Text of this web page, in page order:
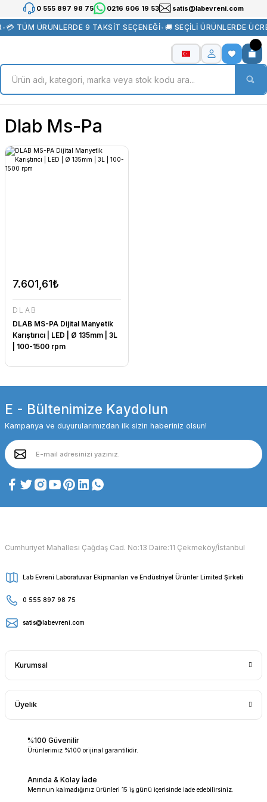
0 555 897 98 75 0216 606 19 53 satis@labevreni.com
•💳 TÜM ÜRÜNLERDE 9 TAKSİT SEÇENEĞİ•🚚 SEÇİLİ ÜRÜNLERDE
Dlab Ms-Pa
7.601,61₺
DLAB
DLAB MS-PA Dijital Manyetik
Karıştırıcı | LED | Ø 135mm | 3L
| 100-1500 rpm
E - Bültenimize Kaydolun
Kampanya ve duyurularımızdan ilk sizin haberiniz olsun!
Cumhuriyet Mahallesi Çağdaş Cad. No:13 Daire:11 Çekmeköy/İstanbul
Lab Evreni Laboratuvar Ekipmanları ve Endüstriyel Ürünler Limited Şirketi
0 555 897 98 75
satis@labevreni.com
Kurumsal
Üyelik
%100 Güvenilir
Ürünlerimiz %100 orijinal garantilidir.
Anında & Kolay İade
Memnun kalmadığınız ürünleri 15 iş günü içerisinde iade edebilirsiniz.